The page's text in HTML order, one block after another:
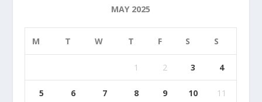
MAY 2025
M T W T F S S
1 2 3 4
5 6 7 8 9 10 11